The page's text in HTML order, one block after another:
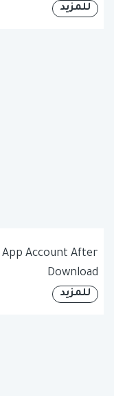
للمزيد
Account After
Download
للمزيد